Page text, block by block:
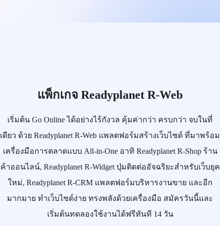
แพ็กเกจ Readyplanet R-Web
เริ่มต้น Go Onlineได้อย่างไร้กังวล คุ้มค่ากว่า ครบกว่า จบในที่
เดียว ด้วย Readyplanet R-Web แพลตฟอร์มสร้างเว็บไซต์ ที่มาพร้อม
เครื่องมือการตลาดแบบ All-in-Oneอาทิ Readyplanet R-Shopร้าน
ค้าออนไลน์, Readyplanet R-Widgetปุ่มติดต่ออัจฉริยะสำหรับเว็บยุค
ใหม่, Readyplanet R-CRMแพลตฟอร์มบริหารงานขาย และอีก
มากมาย ทำเว็บไซต์ง่าย ทรงพลังด้วยเครื่องมือ สมัครวันนี้และ
เริ่มต้นทดลองใช้งานได้ฟรีทันที 14 วัน